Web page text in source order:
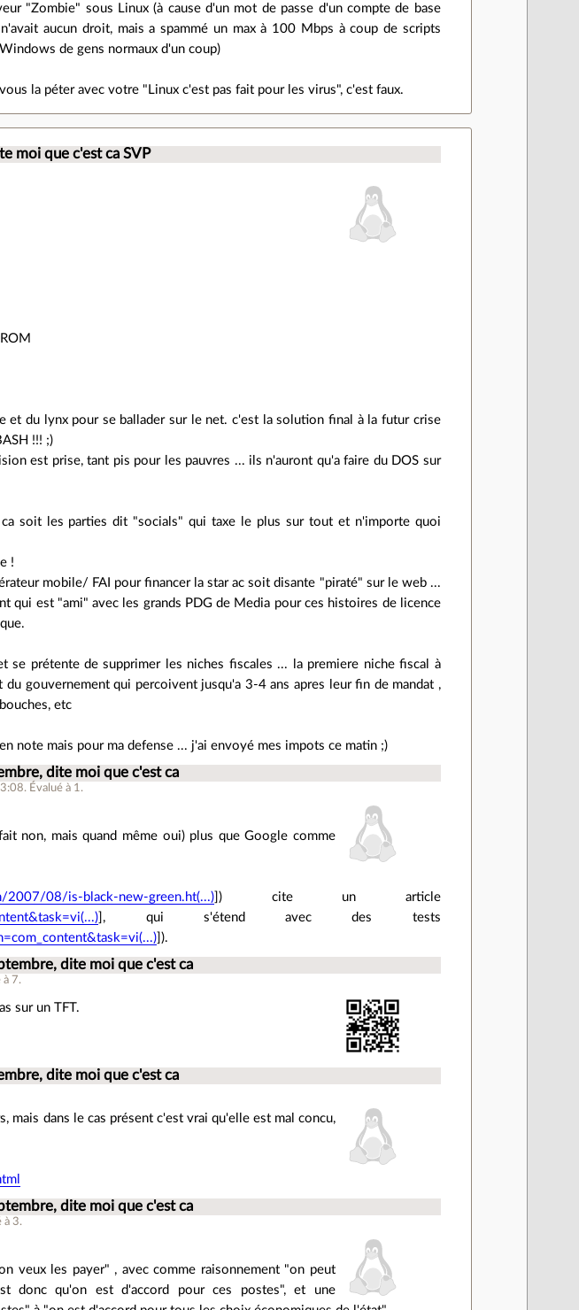
"Zombie" sous Linux (à cause d'un mot de passe d'un compte de base
aucun droit, mais a spammé un max à 100 Mbps à coup de scripts
de gens normaux d'un coup)
la péter avec votre "Linux c'est pas fait pour les virus", c'est faux.
moi que c'est ca SVP
et du lynx pour se ballader sur le net. c'est la solution final à la futur crise
!!! ;)
est prise, tant pis pour les pauvres ... ils n'auront qu'a faire du DOS sur
soit les parties dit "socials" qui taxe le plus sur tout et n'importe quoi
!
mobile/ FAI pour financer la star ac soit disante "piraté" sur le web ...
qui est "ami" avec les grands PDG de Media pour ces histoires de licence
se prétente de supprimer les niches fiscales ... la premiere niche fiscal à
gouvernement qui percoivent jusqu'a 3-4 ans apres leur fin de mandat ,
etc
note mais pour ma defense ... j'ai envoyé mes impots ce matin ;)
dite moi que c'est ca
. Évalué à 1.
non, mais quand même oui) plus que Google comme
2007/08/is-black-new-green.ht(...)]) cite un article
], qui s'étend avec des tests
]).
dite moi que c'est ca
à 7.
sur un TFT.
dite moi que c'est ca
mais dans le cas présent c'est vrai qu'elle est mal concu,
dite moi que c'est ca
à 3.
veux les payer" , avec comme raisonnement "on peut
donc qu'on est d'accord pour ces postes", et une